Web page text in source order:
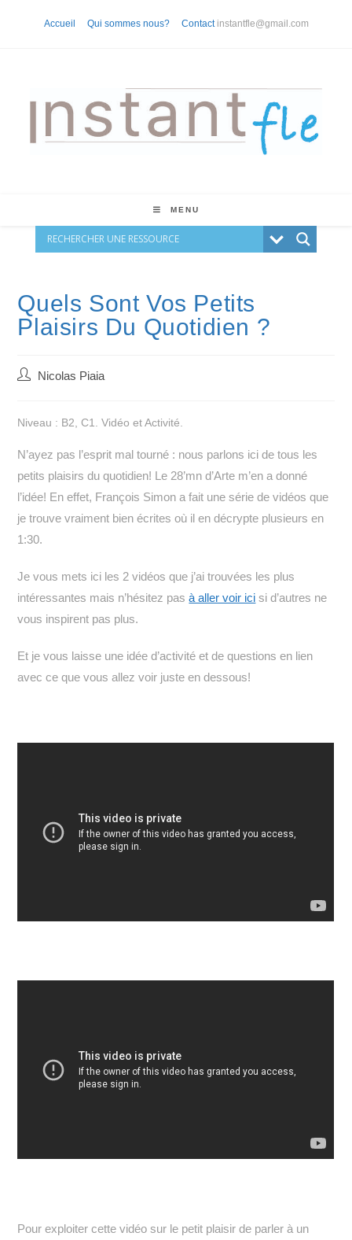
Accueil Qui sommes nous? Contact instantfle@gmail.com
MENU
Quels Sont Vos Petits
Plaisirs Du Quotidien ?
Auteur/autrice
publication :
Nicolas Piaia
Niveau : B2, C1. Vidéo et Activité.
N’ayez pas l’esprit mal tourné : nous parlons ici de tous les
petits plaisirs du quotidien! Le 28’mn d’Arte m’en a donné
l’idée! En effet, François Simon a fait une série de vidéos que
je trouve vraiment bien écrites où il en décrypte plusieurs en
1:30.
Je vous mets ici les 2 vidéos que j’ai trouvées les plus
intéressantes mais n’hésitez pasà aller voir ici si d’autres ne
vous inspirent pas plus.
Et je vous laisse une idée d’activité et de questions en lien
avec ce que vous allez voir juste en dessous!
Pour exploiter cette vidéo sur le petit plaisir de parler à un